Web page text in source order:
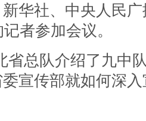
华社、中央人民
者参加会议。
总队介绍了九中
宣传部就如何深